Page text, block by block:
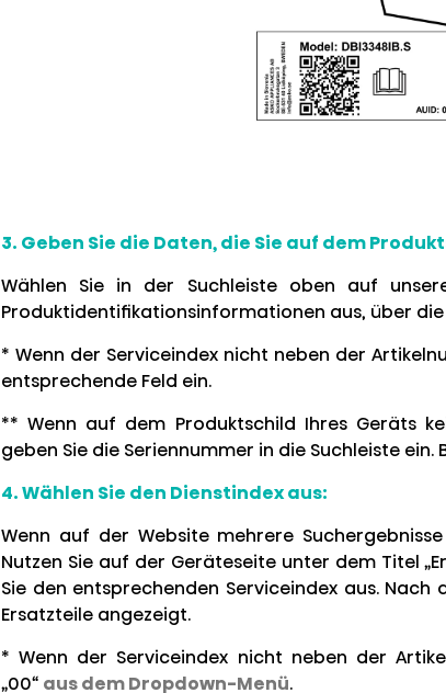
3. Geben Sie die Daten, die Sie auf dem
Wählen Sie in der Suchleiste oben auf
Produktidentifikationsinformationen aus, über die
* Wenn der Serviceindex nicht neben der
entsprechende Feld ein.
** Wenn auf dem Produktschild Ihres Geräts
geben Sie die Seriennummer in die Suchleiste
4. Wählen Sie den Dienstindex aus:
Wenn auf der Website mehrere
Nutzen Sie auf der Geräteseite unter dem Titel
Sie den entsprechenden Serviceindex aus.
Ersatzteile angezeigt.
* Wenn der Serviceindex nicht neben der
„00“ aus dem Dropdown-Menü.